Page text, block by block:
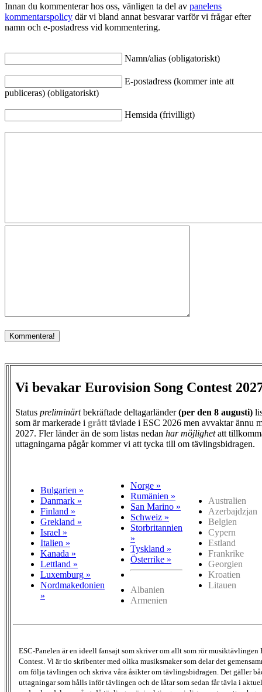
Innan du kommenterar hos oss, vänligen ta del av panelens
kommentarspolicy där vi bland annat besvarar varför vi frågar efter
namn och e-postadress vid kommentering.
Namn/alias (obligatoriskt)
E-postadress (kommer inte att
publiceras) (obligatoriskt)
Hemsida (frivilligt)
Vi bevakar Eurovision Song Contest
Status preliminärtbekräftade deltagarländer(per den 8 augusti)
som är markerade i grått tävlade i ESC 2026 men avvaktar ännu
2027. Fler länder än de som listas nedan har möjlighetatt
uttagningarna pågår kommer vi att tycka till om tävlingsbidragen.
Bulgarien »
Danmark »
Finland »
Grekland »
Israel »
Italien »
Kanada »
Lettland »
Luxemburg »
Nordmakedonien
»
Norge »
Rumänien »
San Marino »
Schweiz »
Storbritannien
»
Tyskland »
Österrike »
Albanien
Armenien
Australien
Azerbajdzjan
Belgien
Cypern
Estland
Frankrike
Georgien
Kroatien
Litauen
ESC-Panelen är en ideell fansajt som skriver om allt som rör musiktävlingen
Contest. Vi är tio skribenter med olika musiksmaker som delar det
om följa tävlingen och skriva våra åsikter om tävlingsbidragen. Det gäller
uttagningar som hålls inför tävlingen och de låtar som sedan får tävla i